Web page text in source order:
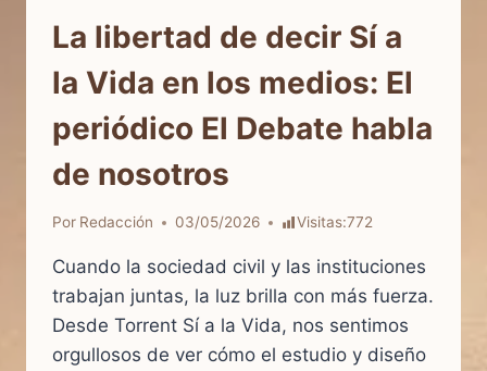
La libertad de decir Sí a
la Vida en los medios: El
periódico El Debate habla
de nosotros
Por Redacción 03/05/2026 Visitas:772
Cuando la sociedad civil y las instituciones
trabajan juntas, la luz brilla con más fuerza.
Desde Torrent Sí a la Vida, nos sentimos
orgullosos de ver cómo el estudio y diseño